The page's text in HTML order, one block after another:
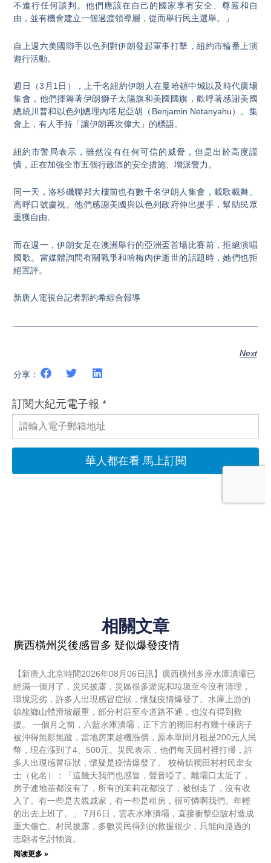
不進行任何談判。他們應該在自己的國家享有安全、尊嚴和自
由，並有機會建立一個過渡領導層，從而舉行民主選舉。」
自上週六美國聯手以色列對伊朗發起軍事打擊，紐約市輪番上演
遊行活動。
週日（3月1日），上千名紐約伊朗人在曼哈頓中城以及時代廣場
集會，他們揮舞著伊朗獅子太陽旗和美國國旗，歡呼著感謝美國
總統川普和以色列總理內塔尼亞胡（Benjamin Netanyahu）。集
會上，有人手持「讓伊朗再次偉大」的標語。
紐約市警局表示，雖然沒有任何可信的威脅，但是出於高度謹
慎，正在加強全市五個行政區的安全措施、增派警力。
同一天，洛杉磯聯邦大樓前也有數千名伊朗人集會，載歌載舞、
高呼口號慶祝。他們感謝美國與以色列政府伸出援手，幫助民眾
重獲自由。
而在週一，伊朗女足在澳洲舉行的亞洲盃首場比賽前，拒絕演唱
國歌。當媒體詢問有關戰爭和哈梅內伊逝世的話題時，她們也拒
絕置評。
新唐人電視台記者郭約希綜合報導
Next
分享：
相關文章
廣西橫州災後感冒多 疑似爆發疫情
【新唐人北京時間2026年08月06日訊】廣西橫州多座水庫潰壩已
經滿一個月了，災民披露，災區很多淤泥和垃圾至今沒有清理，
環境惡劣，許多人出現感冒症狀，懷疑疫情爆發了。水庫上游的
鎮龍鄉山體滑坡嚴重，部分村莊至今道路不通，也沒有得到救
援。 一個月之前，六藍水庫潰壩，正下方的獨田村有幾十棟房子
被沖得無影無蹤，當地房東趁機漲價，原本單間月租是200元人民
幣，現在漲到了4、500元。災民表示，他們每天回村裡打掃，許
多人出現感冒症狀，懷疑是疫情爆發了。 校椅鎮獨田村村民韋女
士（化名）：「這幾天我們也感冒，聲音啞了。離壩口太近了，
房子連地基都沒有了，所有的茉莉花都沒了，被刨走了，沒有收
入了。有一些是去親戚家，有一些是租房，很可憐啊我們。年輕
的出去上班了。」 7月6日，雲表水庫潰壩，直接衝擊亞陂村造成
重大傷亡。村民披露，多數災民得到的救援很少，只能向路過的
志願者乞討物資。
阅读更多 »